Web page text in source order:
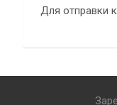
Для отправки